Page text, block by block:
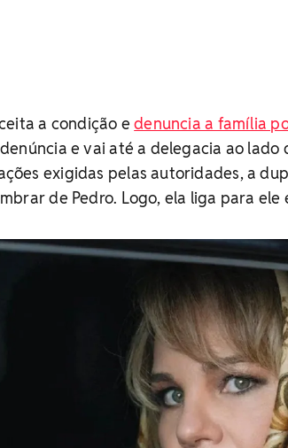
a condição edenuncia a família
e vai até a delegacia ao lado
exigidas pelas autoridades, a
de Pedro. Logo, ela liga para ele